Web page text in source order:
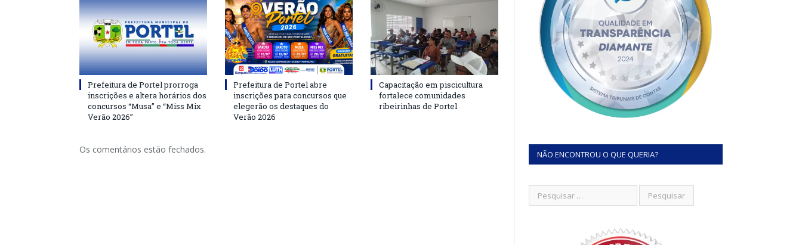
Prefeitura de Portel prorroga
inscrições e altera horários dos
concursos “Musa” e “Miss Mix
Verão 2026”
Prefeitura de Portel abre
inscrições para concursos que
elegerão os destaques do
Verão 2026
Capacitação em piscicultura
fortalece comunidades
ribeirinhas de Portel
Os comentários estão fechados. NÃO ENCONTROU O QUE QUERIA?